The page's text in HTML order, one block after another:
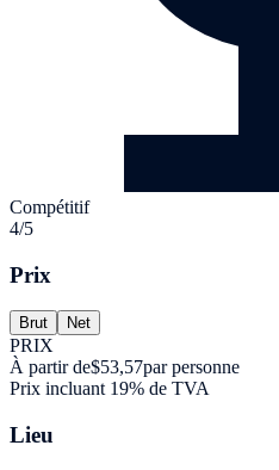
Compétitif
4/5
Prix
Brut Net
PRIX
À partir de$53,57par personne
Prix incluant 19% de TVA
Lieu